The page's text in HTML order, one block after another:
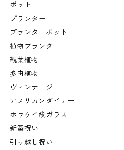
ポット
プランター
プランターポット
植物プランター
観葉植物
多肉植物
ヴィンテージ
アメリカンダイナー
ホウケイ酸ガラス
新築祝い
引っ越し祝い